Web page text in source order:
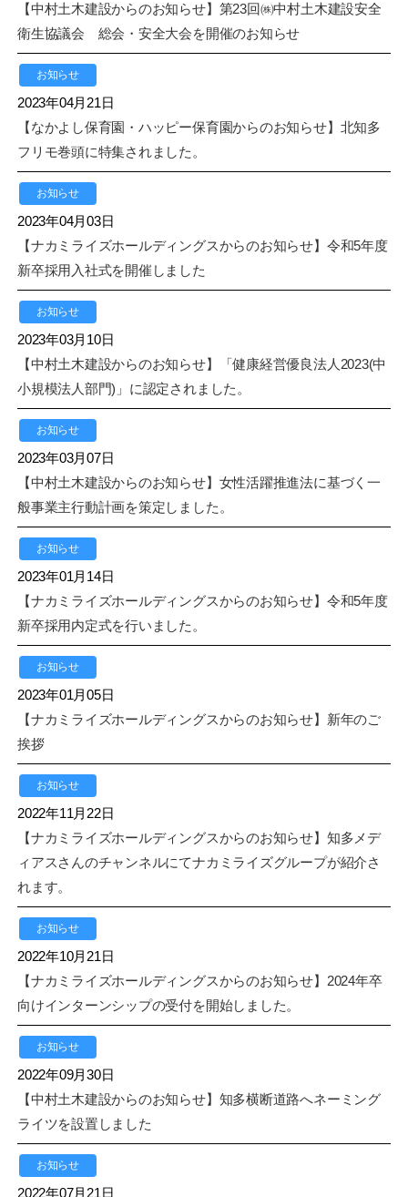
【中村土木建設からのお知らせ】第23回㈱中村土木建設安全
衛生協議会 総会・安全大会を開催のお知らせ
お知らせ
2023年04月21日
【なかよし保育園・ハッピー保育園からのお知らせ】北知多
フリモ巻頭に特集されました。
お知らせ
2023年04月03日
【ナカミライズホールディングスからのお知らせ】令和5年度
新卒採用入社式を開催しました
お知らせ
2023年03月10日
【中村土木建設からのお知らせ】「健康経営優良法人2023(中
小規模法人部門)」に認定されました。
お知らせ
2023年03月07日
【中村土木建設からのお知らせ】女性活躍推進法に基づく一
般事業主行動計画を策定しました。
お知らせ
2023年01月14日
【ナカミライズホールディングスからのお知らせ】令和5年度
新卒採用内定式を行いました。
お知らせ
2023年01月05日
【ナカミライズホールディングスからのお知らせ】新年のご
挨拶
お知らせ
2022年11月22日
【ナカミライズホールディングスからのお知らせ】知多メデ
ィアスさんのチャンネルにてナカミライズグループが紹介さ
れます。
お知らせ
2022年10月21日
【ナカミライズホールディングスからのお知らせ】2024年卒
向けインターンシップの受付を開始しました。
お知らせ
2022年09月30日
【中村土木建設からのお知らせ】知多横断道路へネーミング
ライツを設置しました
お知らせ
2022年07月21日